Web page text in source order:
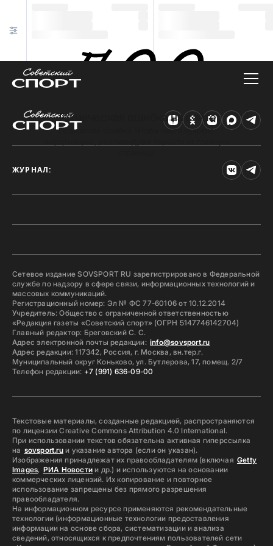
Техническая ошибка на сайте
Произошла ошибка. Чтобы найти нужную
ЖУРНАЛ:
Сетевое издание SOVSPORT RU зарегистрировано в Федеральной
службе по надзору в сфере связи, информационных технологий и
массовых коммуникаций.
Регистрационный номер: Эл № ФС 77-60106 от 10.12.2014
Учредитель: Общество с ограниченной ответственностью
«Редакция газеты «Советский спорт» (ОГРН 5147746142704)
Главный редактор: Бреговский С. С.
Адрес электронной почты редакции: info@sovsport.ru
Адрес редакции: 117342, Россия, г. Москва, вн.тер.г.
Муниципальный округ Коньково, ул. Бутлерова, 17, помещ. 2/7
Телефон редакции: +7 (991) 636-09-00
Текстовые материалы, созданные редакцией, распространяются
по лицензии Creative Commons Attribution 4.0 International.
При использовании текстов обязательна активная гиперссылка
на sovsport.ruи указание автора (если он указан).
Изображения принадлежат их правообладателям (включая Getty
Images, РИА Новостии др.) и используются на основании
коммерческих лицензий. Их копирование и повторное
использование запрещены без прямого разрешения
правообладателя.
На информационном ресурсе применяются рекомендательные
технологии (информационные технологии предоставления
информации на основе сбора, систематизации и анализа
сведений, относящихся к предпочтениям пользователей сети